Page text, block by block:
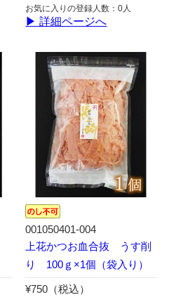
お気に入りの登録人数：0人
▶ 詳細ページへ
001050401-004
上花かつお血合抜 うす削
り 100ｇ×1個（袋入り）
¥750（税込）